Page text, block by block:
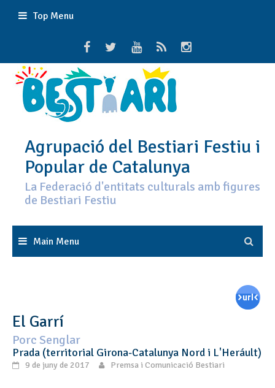
Top Menu
Agrupació del Bestiari Festiu i
Popular de Catalunya
La Federació d'entitats culturals amb figures
de Bestiari Festiu
Main Menu
El Garrí
Porc Senglar
Prada (territorial Girona-Catalunya Nord i L'Heráult)
9 de juny de 2017 Premsa i Comunicació Bestiari